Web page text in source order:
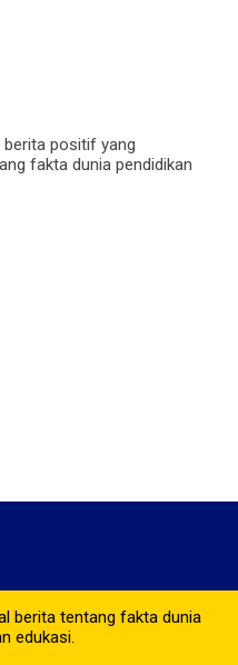
positif yang
fakta dunia pendidikan
berita tentang fakta dunia
edukasi.